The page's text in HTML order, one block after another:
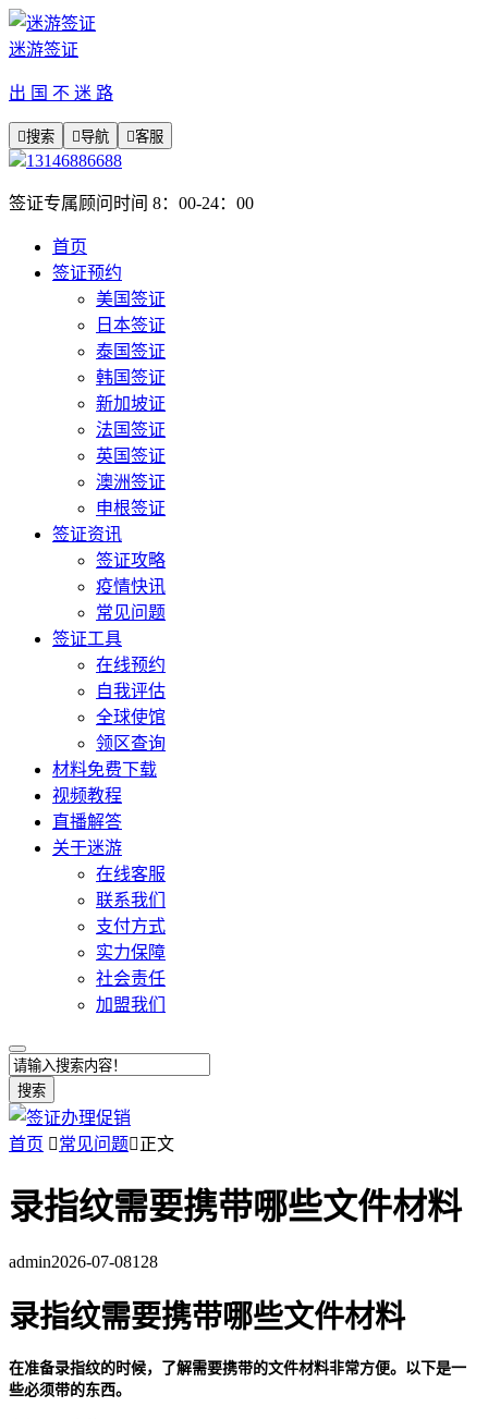
迷游签证
出 国 不 迷 路
搜索 导航 客服
13146886688
签证专属顾问时间 8：00-24：00
首页
签证预约
美国签证
日本签证
泰国签证
韩国签证
新加坡证
法国签证
英国签证
澳洲签证
申根签证
签证资讯
签证攻略
疫情快讯
常见问题
签证工具
在线预约
自我评估
全球使馆
领区查询
材料免费下载
视频教程
直播解答
关于迷游
在线客服
联系我们
支付方式
实力保障
社会责任
加盟我们
搜索
首页 常见问题正文
录指纹需要携带哪些文件材料
admin2026-07-08128
录指纹需要携带哪些文件材料
在准备录指纹的时候，了解需要携带的文件材料非常方便。以下是一
些必须带的东西。